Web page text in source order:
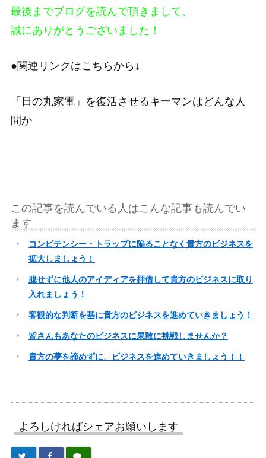
最後までブログを読んで頂きまして、
誠にありがとうございました！
●関連リンクはこちらから↓
「日の丸家電」を復活させるキーマンはどんな人
間か
この記事を読んでいる人はこんな記事も読んでい
ます
コンピテンシー・トラップに陥ることなく貴方のビジネスを
拡大しましょう！
臆せずに他人のアイディアを拝借して貴方のビジネスに取り
入れましょう！
客観的な判断を基に貴方のビジネスを進めていきましょう！
皆さんもあなたのビジネスに果敢に挑戦しませんか？
貴方の夢を諦めずに、ビジネスを進めていきましょう！！
よろしければシェアお願いします